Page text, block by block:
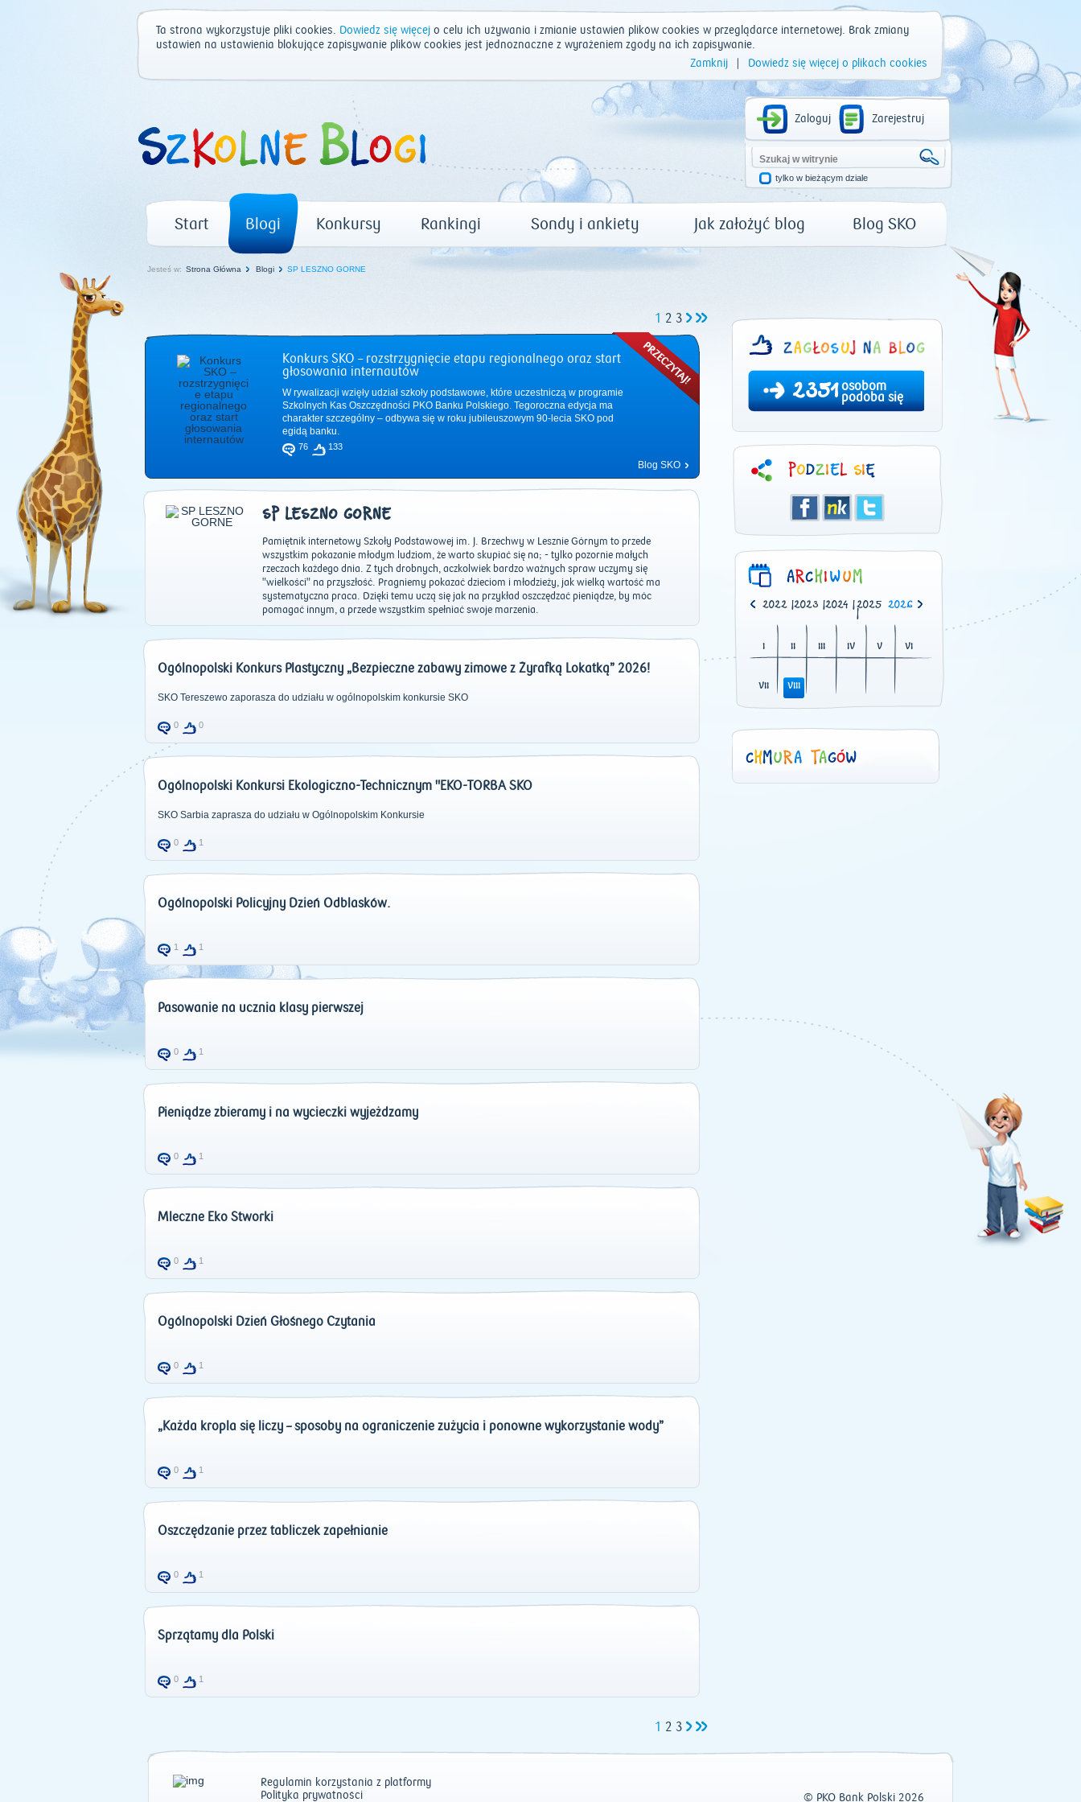
Ta strona wykorzystuje pliki cookies. Dowiedz się więcejo celu ich używania i zmianie ustawień plików cookies w przeglądarce internetowej. Brak zmiany
ustawień na ustawienia blokujące zapisywanie plików cookies jest jednoznaczne z wyrażeniem zgody na ich zapisywanie.
Zamknij
Dowiedz się więcej o plikach cookies
Zaloguj Zarejestruj
tylko w bieżącym dziale
Start Blogi Konkursy Rankingi Sondy i ankiety Jak założyć blog Blog SKO
Jesteś w: Strona Główna Blogi SP LESZNO GORNE
1 2 3
Konkurs SKO – rozstrzygnięcie etapu regionalnego oraz start
głosowania internautów
W rywalizacji wzięły udział szkoły podstawowe, które uczestniczą w programie
Szkolnych Kas Oszczędności PKO Banku Polskiego. Tegoroczna edycja ma
charakter szczególny – odbywa się w roku jubileuszowym 90-lecia SKO pod
egidą banku.
76 133
Blog SKO
SP LESZNO GORNE
Pamiętnik internetowy Szkoły Podstawowej im. J. Brzechwy w Lesznie Górnym to przede
wszystkim pokazanie młodym ludziom, że warto skupiać się na; - tylko pozornie małych
rzeczach każdego dnia. Z tych drobnych, aczkolwiek bardzo ważnych spraw uczymy się
"wielkości" na przyszłość. Pragniemy pokazać dzieciom i młodzieży, jak wielką wartość ma
systematyczna praca. Dzięki temu uczą się jak na przykład oszczędzać pieniądze, by móc
pomagać innym, a przede wszystkim spełniać swoje marzenia.
Ogólnopolski Konkurs Plastyczny „Bezpieczne zabawy zimowe z Żyrafką Lokatką” 2026!
SKO Tereszewo zaporasza do udziału w ogólnopolskim konkursie SKO
0 0
Ogólnopolski Konkursi Ekologiczno-Technicznym "EKO-TORBA SKO
SKO Sarbia zaprasza do udziału w Ogólnopolskim Konkursie
0 1
Ogólnopolski Policyjny Dzień Odblasków.
1 1
Pasowanie na ucznia klasy pierwszej
0 1
Pieniądze zbieramy i na wycieczki wyjeżdzamy
0 1
Mleczne Eko Stworki
0 1
Ogólnopolski Dzień Głośnego Czytania
0 1
„Każda kropla się liczy – sposoby na ograniczenie zużycia i ponowne wykorzystanie wody”
0 1
Oszczędzanie przez tabliczek zapełnianie
0 1
Sprzątamy dla Polski
0 1
1 2 3
2351osobom
podoba się
2011| 2012|2013|2014| 2015 2016 | 2017| 2021| 2022|2023 |2024 |2025
|
2026
I II III IV V VI
VII VIII
Regulamin korzystania z platformy
Polityka prywatności
© PKO Bank Polski 2026